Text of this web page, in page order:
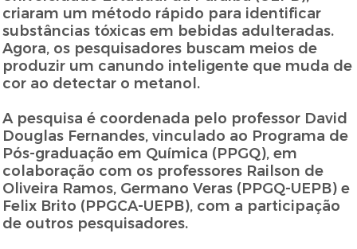
criaram um método rápido para identificar
substâncias tóxicas em bebidas adulteradas.
Agora, os pesquisadores buscam meios de
produzir um canundo inteligente que muda de
cor ao detectar o metanol.
A pesquisa é coordenada pelo professor David
Douglas Fernandes, vinculado ao Programa de
Pós-graduação em Química (PPGQ), em
colaboração com os professores Railson de
Oliveira Ramos, Germano Veras (PPGQ-UEPB) e
Felix Brito (PPGCA-UEPB), com a participação
de outros pesquisadores.